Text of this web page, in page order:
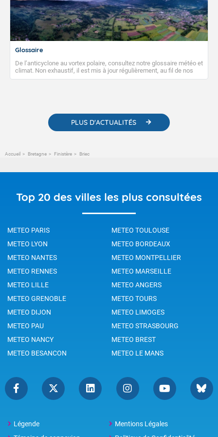
Glossaire
De l’anticyclone au vortex polaire, consultez notre glossaire météo et
climat. Non exhaustif, il est mis à jour régulièrement, au fil de nos
publications. Vous y trouverez également des liens utiles vers nos
PLUS D'ACTUALITÉS
Accueil Bretagne Finistère Briec
Top 20 des villes les plus consultées
METEO PARIS
METEO TOULOUSE
METEO LYON
METEO BORDEAUX
METEO NANTES
METEO MONTPELLIER
METEO RENNES
METEO MARSEILLE
METEO LILLE
METEO ANGERS
METEO GRENOBLE
METEO TOURS
METEO DIJON
METEO LIMOGES
METEO PAU
METEO STRASBOURG
METEO NANCY
METEO BREST
METEO BESANCON
METEO LE MANS
Légende
Mentions Légales